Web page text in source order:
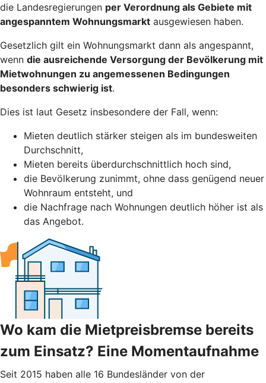
die Landesregierungen per Verordnung als Gebiete mit
angespanntem Wohnungsmarkt ausgewiesen haben.
Gesetzlich gilt ein Wohnungsmarkt dann als angespannt,
wenn die ausreichende Versorgung der Bevölkerung mit
Mietwohnungen zu angemessenen Bedingungen
besonders schwierig ist.
Dies ist laut Gesetz insbesondere der Fall, wenn:
Mieten deutlich stärker steigen als im bundesweiten
Durchschnitt,
Mieten bereits überdurchschnittlich hoch sind,
die Bevölkerung zunimmt, ohne dass genügend neuer
Wohnraum entsteht, und
die Nachfrage nach Wohnungen deutlich höher ist als
das Angebot.
Wo kam die Mietpreisbremse bereits
zum Einsatz? Eine Momentaufnahme
Seit 2015 haben alle 16 Bundesländer von der